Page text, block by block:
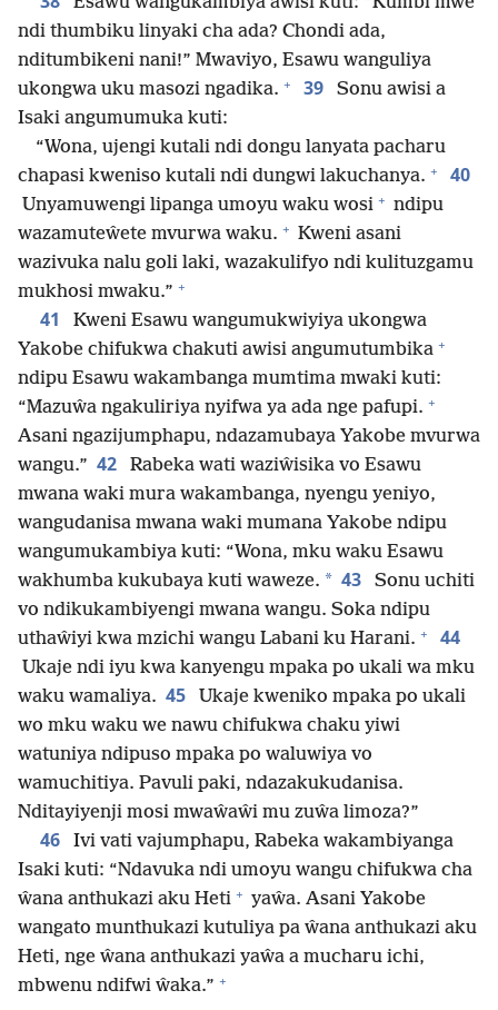
ndi thumbiku linyaki cha ada? Chondi ada,
nditumbikeni nani!” Mwaviyo, Esawu wanguliya
ukongwa uku masozi ngadika. + 39
Sonu awisi a
Isaki angumumuka kuti:
“Wona, ujengi kutali ndi dongu lanyata pacharu
chapasi kweniso kutali ndi dungwi lakuchanya. + 40
Unyamuwengi lipanga umoyu waku wosi + ndipu
wazamuteŵete mvurwa waku. + Kweni asani
wazivuka nalu goli laki, wazakulifyo ndi kulituzgamu
mukhosi mwaku.” +
41
Kweni Esawu wangumukwiyiya ukongwa
Yakobe chifukwa chakuti awisi angumutumbika +
ndipu Esawu wakambanga mumtima mwaki kuti:
“Mazuŵa ngakuliriya nyifwa ya ada nge pafupi. +
Asani ngazijumphapu, ndazamubaya Yakobe mvurwa
wangu.” 42
Rabeka wati waziŵisika vo Esawu
mwana waki mura wakambanga, nyengu yeniyo,
wangudanisa mwana waki mumana Yakobe ndipu
wangumukambiya kuti: “Wona, mku waku Esawu
wakhumba kukubaya kuti waweze. * 43
Sonu uchiti
vo ndikukambiyengi mwana wangu. Soka ndipu
uthaŵiyi kwa mzichi wangu Labani ku Harani. + 44
Ukaje ndi iyu kwa kanyengu mpaka po ukali wa mku
waku wamaliya. 45
Ukaje kweniko mpaka po ukali
wo mku waku we nawu chifukwa chaku yiwi
watuniya ndipuso mpaka po waluwiya vo
wamuchitiya. Pavuli paki, ndazakukudanisa.
Nditayiyenji mosi mwaŵaŵi mu zuŵa limoza?”
46
Ivi vati vajumphapu, Rabeka wakambiyanga
Isaki kuti: “Ndavuka ndi umoyu wangu chifukwa cha
ŵana anthukazi aku Heti + yaŵa. Asani Yakobe
wangato munthukazi kutuliya pa ŵana anthukazi aku
Heti, nge ŵana anthukazi yaŵa a mucharu ichi,
mbwenu ndifwi ŵaka.” +